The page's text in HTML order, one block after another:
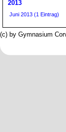
2013
Juni 2013 (1 Eintrag)
(c) by Gymnasium